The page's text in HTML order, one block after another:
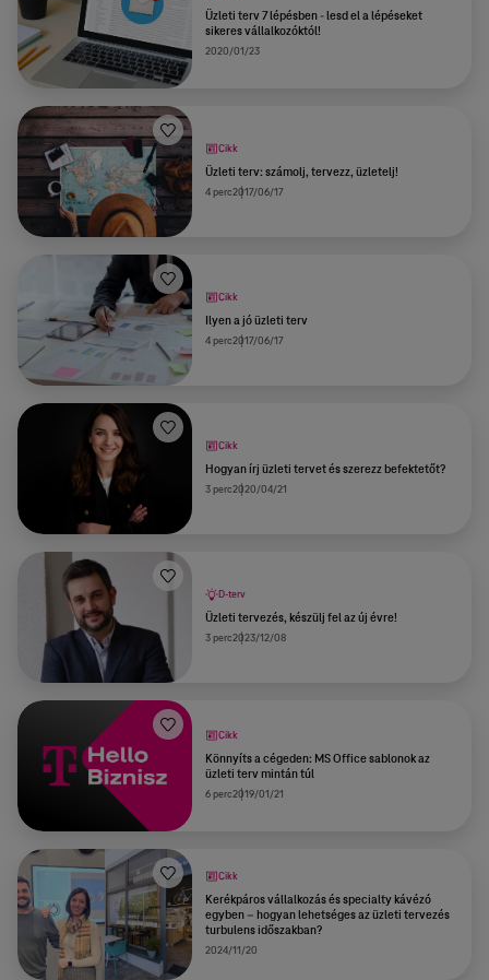
Üzleti terv 7 lépésben - lesd el a lépéseket
sikeres vállalkozóktól!
2020/01/23
Cikk
Üzleti terv: számolj, tervezz, üzletelj!
4 perc2017/06/17
Cikk
Ilyen a jó üzleti terv
4 perc2017/06/17
Cikk
Hogyan írj üzleti tervet és szerezz befektetőt?
3 perc2020/04/21
D-terv
Üzleti tervezés, készülj fel az új évre!
3 perc2023/12/08
Cikk
Könnyíts a cégeden: MS Office sablonok az
üzleti terv mintán túl
6 perc2019/01/21
Cikk
Kerékpáros vállalkozás és specialty kávézó
egyben – hogyan lehetséges az üzleti tervezés
turbulens időszakban?
2024/11/20